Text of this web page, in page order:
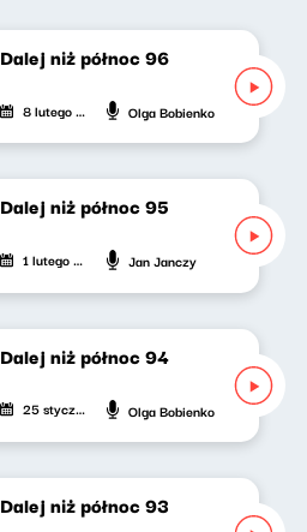
Dalej niż północ 96
8 lutego 2026 Olga Bobienko
Dalej niż północ 95
1 lutego 2026 Jan Janczy
Dalej niż północ 94
25 stycznia 2026 Olga Bobienko
Dalej niż północ 93